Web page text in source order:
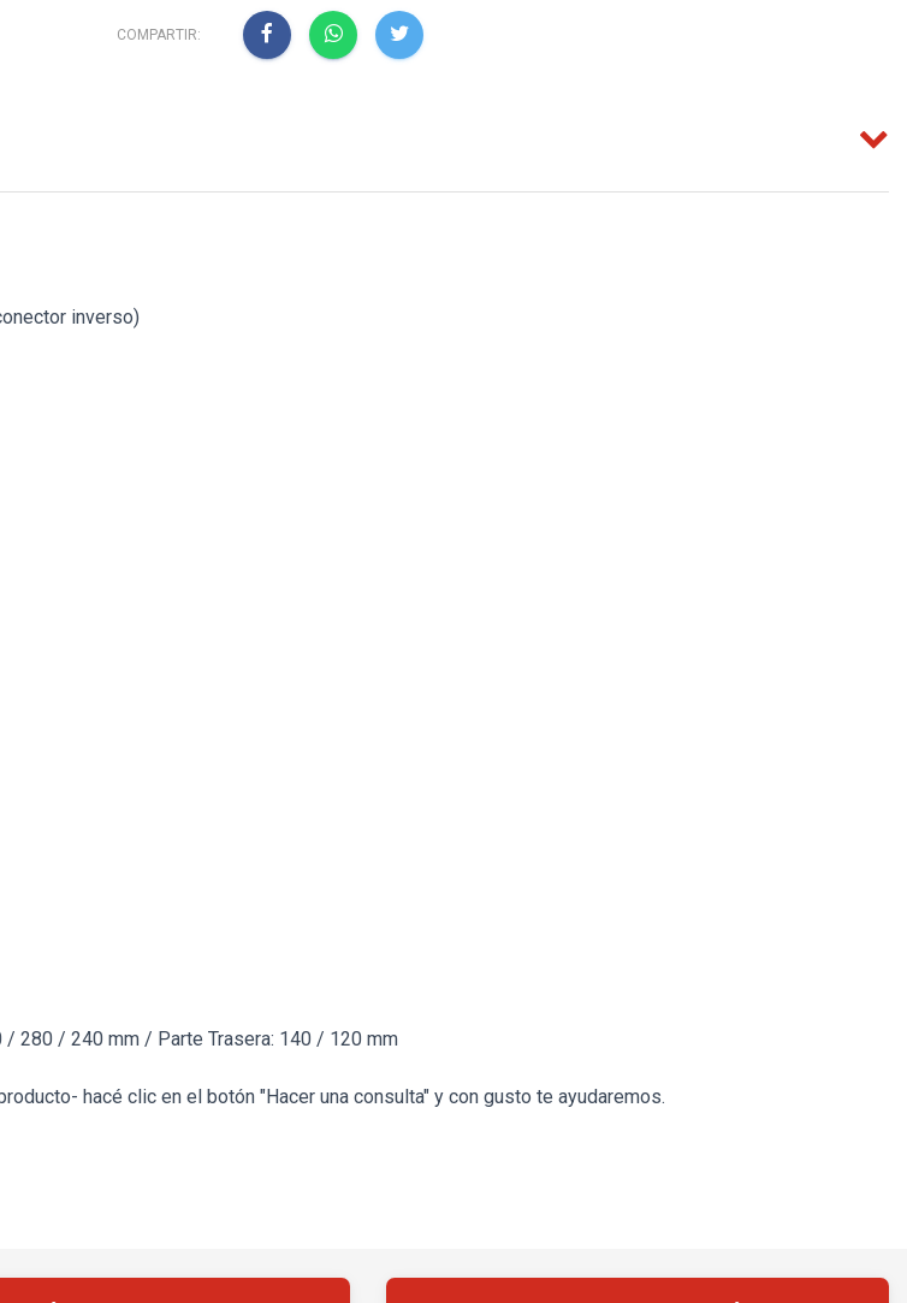
COMPARTIR:
inverso)
/ 280 / 240 mm / Parte Trasera: 140 / 120 mm
hacé clic en el botón "Hacer una consulta" y con gusto te ayudaremos.